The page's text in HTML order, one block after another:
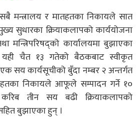
मन्त्रालय र मातहतका निकायले सात
सुधारका क्रियाकलापको कार्ययोजना
मन्त्रिपरिषद्को कार्यालयमा बुझाएका
यही चैत १३ गतेको बैठकबाट स्वीकृत
सय कार्यसूचीको बुँदा नम्बर २ अन्तर्गत
निकायले आफूले सम्पादन गर्ने १०
तीन सय बढी क्रियाकलापको
बुझाएका हुन् ।